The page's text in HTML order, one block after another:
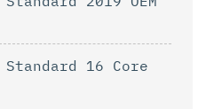
Standard 16 Core